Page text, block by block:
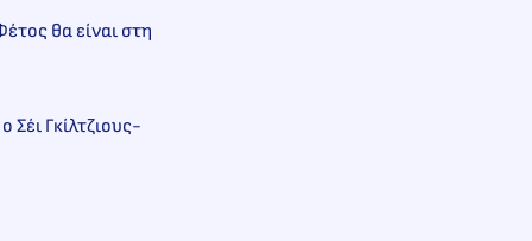
θα είναι στη
ο Σέι Γκίλτζιους-